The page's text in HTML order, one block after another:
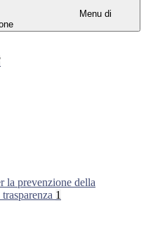
Menu di
la prevenzione della
1